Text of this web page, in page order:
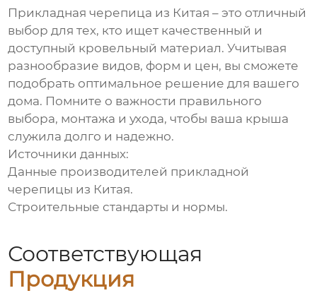
Прикладная черепица из Китая – это отличный
выбор для тех, кто ищет качественный и
доступный кровельный материал. Учитывая
разнообразие видов, форм и цен, вы сможете
подобрать оптимальное решение для вашего
дома. Помните о важности правильного
выбора, монтажа и ухода, чтобы ваша крыша
служила долго и надежно.
Источники данных:
Данные производителей прикладной
черепицы из Китая.
Строительные стандарты и нормы.
Соответствующая
Продукция